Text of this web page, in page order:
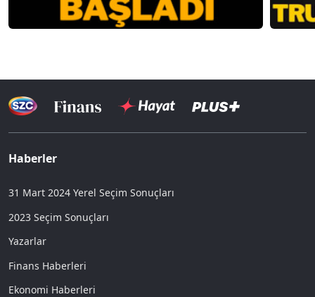
Haberler
31 Mart 2024 Yerel Seçim Sonuçları
2023 Seçim Sonuçları
Yazarlar
Finans Haberleri
Ekonomi Haberleri